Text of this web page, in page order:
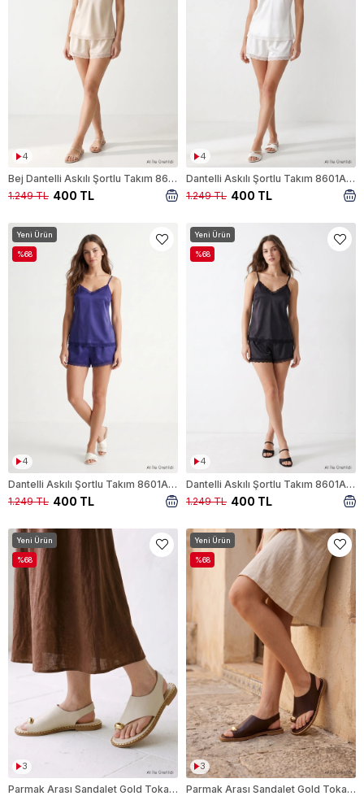
4
Bej Dantelli Askılı Şortlu Takım 8601A
400 TL
1.249 TL
4
Dantelli Askılı Şortlu Takım 8601A Beyaz
400 TL
1.249 TL
4
Dantelli Askılı Şortlu Takım 8601A Laci
400 TL
1.249 TL
Yeni Ürün
%68
4
Dantelli Askılı Şortlu Takım 8601A Siyah
400 TL
1.249 TL
Yeni Ürün
%68
3
Parmak Arası Sandalet Gold Toka Detaylı 100 Krem
Yeni Ürün
%68
3
Parmak Arası Sandalet Gold Toka Detaylı 100 Kahve
Yeni Ürün
%68